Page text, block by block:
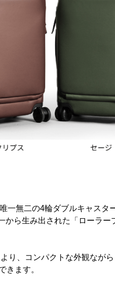
無二の4輪ダブルキャス
ら生み出された「ローラ
、コンパクトな外観なが
きます。